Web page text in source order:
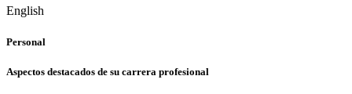
English
Personal
Aspectos destacados de su carrera profesional